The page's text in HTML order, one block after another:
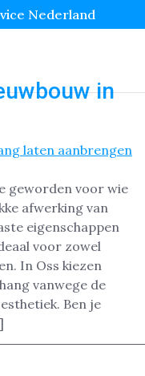
Nederland
in
geworden voor wie
afwerking van
eigenschappen
voor zowel
In Oss kiezen
vanwege de
Ben je